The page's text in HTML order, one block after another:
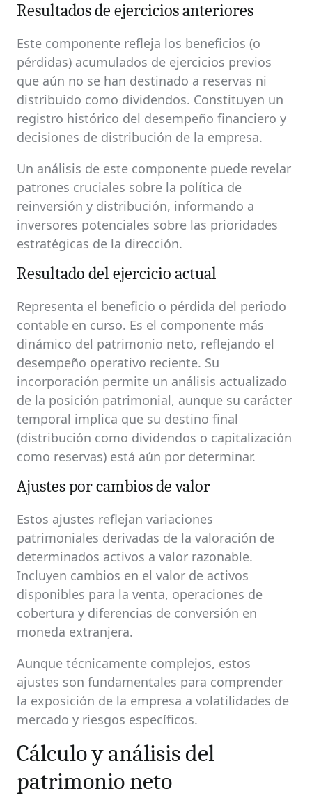
Resultados de ejercicios anteriores
Este componente refleja los beneficios (o
pérdidas) acumulados de ejercicios previos
que aún no se han destinado a reservas ni
distribuido como dividendos. Constituyen un
registro histórico del desempeño financiero y
decisiones de distribución de la empresa.
Un análisis de este componente puede revelar
patrones cruciales sobre la política de
reinversión y distribución, informando a
inversores potenciales sobre las prioridades
estratégicas de la dirección.
Resultado del ejercicio actual
Representa el beneficio o pérdida del periodo
contable en curso. Es el componente más
dinámico del patrimonio neto, reflejando el
desempeño operativo reciente. Su
incorporación permite un análisis actualizado
de la posición patrimonial, aunque su carácter
temporal implica que su destino final
(distribución como dividendos o capitalización
como reservas) está aún por determinar.
Ajustes por cambios de valor
Estos ajustes reflejan variaciones
patrimoniales derivadas de la valoración de
determinados activos a valor razonable.
Incluyen cambios en el valor de activos
disponibles para la venta, operaciones de
cobertura y diferencias de conversión en
moneda extranjera.
Aunque técnicamente complejos, estos
ajustes son fundamentales para comprender
la exposición de la empresa a volatilidades de
mercado y riesgos específicos.
Cálculo y análisis del
patrimonio neto